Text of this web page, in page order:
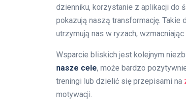
dzienniku, korzystanie z aplikacji do
pokazują naszą transformację. Takie
utrzymują nas w ryzach,
Wsparcie bliskich jest kolejnym
nasze cele, może bardzo
treningi lub dzielić się przepisami na
motywacji.